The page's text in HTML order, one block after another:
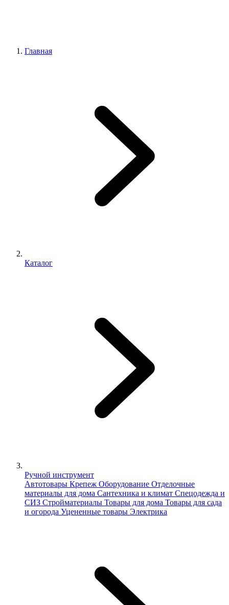
Главная
Каталог
Ручной инструмент
Автотовары Крепеж Оборудование Отделочные
материалы для дома Сантехника и климат Спецодежда и
СИЗ Стройматериалы Товары для дома Товары для сада
и огорода Уцененные товары Электрика